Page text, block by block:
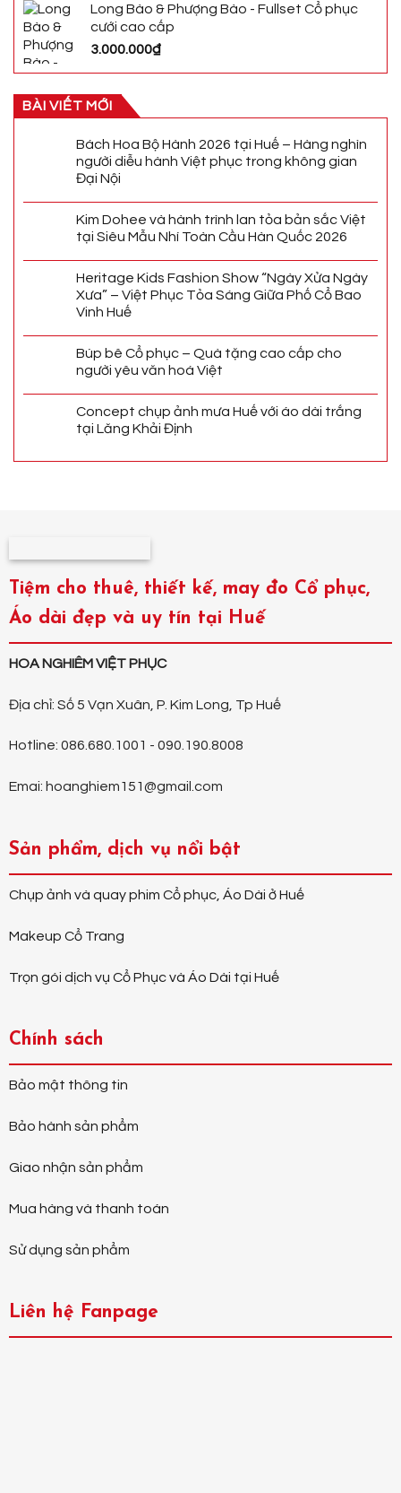
Long Bào & Phượng Bào - Fullset Cổ phục
cưới cao cấp
3.000.000₫
BÀI VIẾT MỚI
Bách Hoa Bộ Hành 2026 tại Huế – Hàng nghìn
người diễu hành Việt phục trong không gian
Đại Nội
Kim Dohee và hành trình lan tỏa bản sắc Việt
tại Siêu Mẫu Nhí Toàn Cầu Hàn Quốc 2026
Heritage Kids Fashion Show “Ngày Xửa Ngày
Xưa” – Việt Phục Tỏa Sáng Giữa Phố Cổ Bao
Vinh Huế
Búp bê Cổ phục – Quà tặng cao cấp cho
người yêu văn hoá Việt
Concept chụp ảnh mưa Huế với áo dài trắng
tại Lăng Khải Định
Tiệm cho thuê, thiết kế, may đo Cổ phục,
Áo dài đẹp và uy tín tại Huế
HOA NGHIÊM VIỆT PHỤC
Địa chỉ: Số 5 Vạn Xuân, P. Kim Long, Tp Huế
Hotline: 086.680.1001 - 090.190.8008
Emai: hoanghiem151@gmail.com
Sản phẩm, dịch vụ nổi bật
Chụp ảnh và quay phim Cổ phục, Áo Dài ở Huế
Makeup Cổ Trang
Trọn gói dịch vụ Cổ Phục và Áo Dài tại Huế
Chính sách
Bảo mật thông tin
Bảo hành sản phẩm
Giao nhận sản phẩm
Mua hàng và thanh toán
Sử dụng sản phẩm
Liên hệ Fanpage